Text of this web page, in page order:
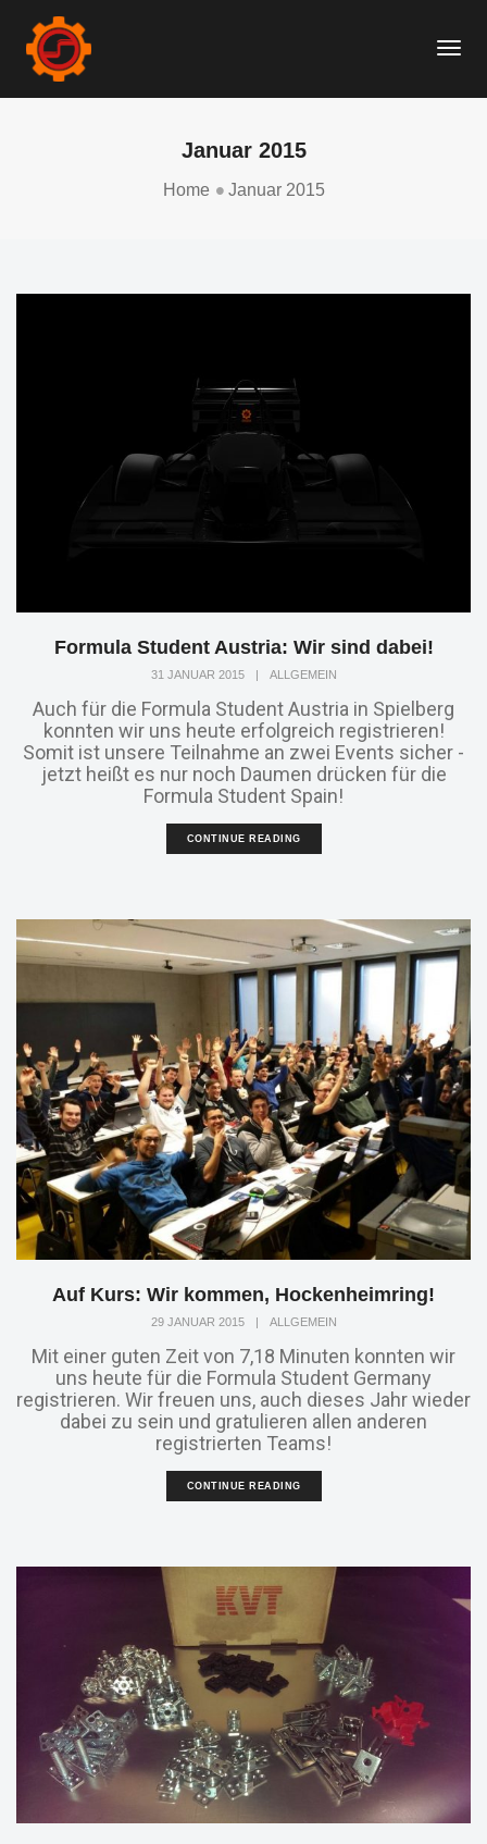
Januar 2015
Home Januar 2015
Formula Student Austria: Wir sind dabei!
31 JANUAR 2015 | ALLGEMEIN
Auch für die Formula Student Austria in Spielberg
konnten wir uns heute erfolgreich registrieren!
Somit ist unsere Teilnahme an zwei Events sicher -
jetzt heißt es nur noch Daumen drücken für die
Formula Student Spain!
CONTINUE READING
Auf Kurs: Wir kommen, Hockenheimring!
29 JANUAR 2015 | ALLGEMEIN
Mit einer guten Zeit von 7,18 Minuten konnten wir
uns heute für die Formula Student Germany
registrieren. Wir freuen uns, auch dieses Jahr wieder
dabei zu sein und gratulieren allen anderen
registrierten Teams!
CONTINUE READING